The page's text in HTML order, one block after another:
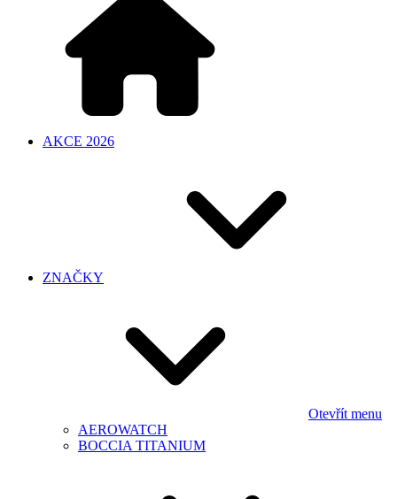
AKCE 2026
ZNAČKY
Otevřít menu
AEROWATCH
BOCCIA TITANIUM